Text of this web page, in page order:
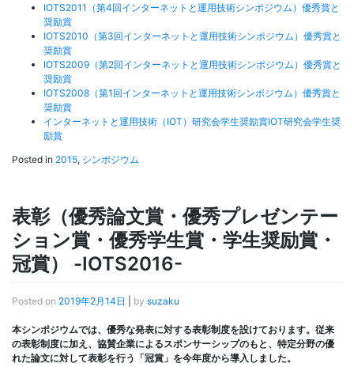
IOTS2011（第4回インターネットと運用技術シンポジウム）優秀賞と
奨励賞
IOTS2010（第3回インターネットと運用技術シンポジウム）優秀賞と
奨励賞
IOTS2009（第2回インターネットと運用技術シンポジウム）優秀賞と
奨励賞
IOTS2008（第1回インターネットと運用技術シンポジウム）優秀賞と
奨励賞
インターネットと運用技術（IOT）研究会学生奨励賞IOT研究会学生奨
励賞
Posted in 2015, シンポジウム
表彰（優秀論文賞・優秀プレゼンテー
ション賞・優秀学生賞・学生奨励賞・
冠賞） -IOTS2016-
Posted on 2019年2月14日 by suzaku
本シンポジウムでは、優秀な発表に対する表彰制度を設けております。従来
の表彰制度に加え、協賛企業によるスポンサーシップのもと、特定分野の優
れた論文に対して表彰を行う「冠賞」を今年度から導入しました。